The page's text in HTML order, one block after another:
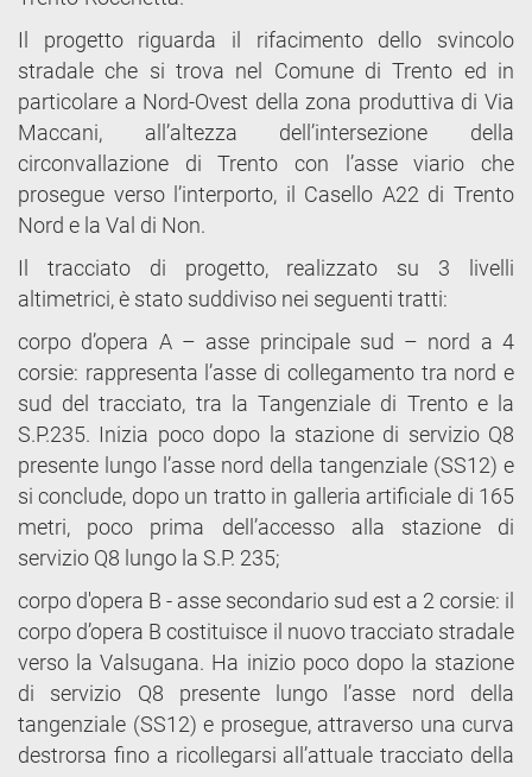
Il progetto riguarda il rifacimento dello svincolo
stradale che si trova nel Comune di Trento ed in
particolare a Nord-Ovest della zona produttiva di Via
Maccani, all’altezza dell’intersezione della
circonvallazione di Trento con l’asse viario che
prosegue verso l’interporto, il Casello A22 di Trento
Nord e la Val di Non.
Il tracciato di progetto, realizzato su 3 livelli
altimetrici, è stato suddiviso nei seguenti tratti:
corpo d’opera A – asse principale sud – nord a 4
corsie: rappresenta l’asse di collegamento tra nord e
sud del tracciato, tra la Tangenziale di Trento e la
S.P.235. Inizia poco dopo la stazione di servizio Q8
presente lungo l’asse nord della tangenziale (SS12) e
si conclude, dopo un tratto in galleria artificiale di 165
metri, poco prima dell’accesso alla stazione di
servizio Q8 lungo la S.P. 235;
corpo d'opera B - asse secondario sud est a 2 corsie: il
corpo d’opera B costituisce il nuovo tracciato stradale
verso la Valsugana. Ha inizio poco dopo la stazione
di servizio Q8 presente lungo l’asse nord della
tangenziale (SS12) e prosegue, attraverso una curva
destrorsa fino a ricollegarsi all’attuale tracciato della